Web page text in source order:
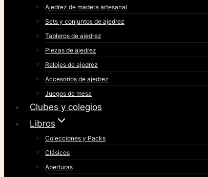
Ajedrez de madera artesanal
Sets y conjuntos de ajedrez
Tableros de ajedrez
Piezas de ajedrez
Relojes de ajedrez
Accesorios de ajedrez
Juegos de mesa
Clubes y colegios
Libros
Colecciones y Packs
Clásicos
Aperturas